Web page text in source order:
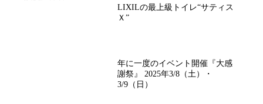
LIXILの最上級トイレ“サティス
Ｘ”
年に一度のイベント開催『大感
謝祭』 2025年3/8（土）・
3/9（日）